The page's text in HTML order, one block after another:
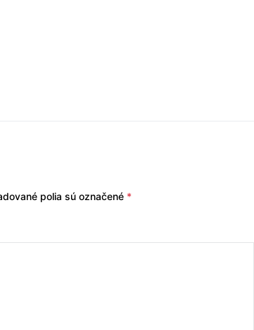
polia sú označené *